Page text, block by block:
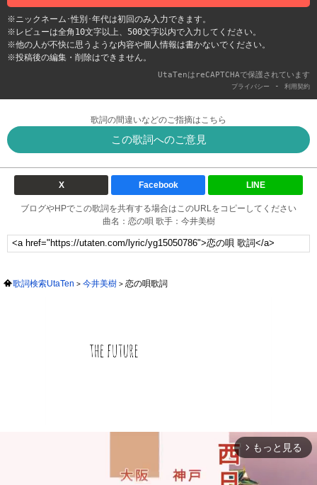
※ニックネーム･性別･年代は初回のみ入力できます。
※レビューは全角10文字以上、500文字以内で入力してください。
※他の人が不快に思うような内容や個人情報は書かないでください。
※投稿後の編集・削除はできません。
UtaTenはreCAPTCHAで保護されています
プライバシー - 利用契約
歌詞の間違いなどのご指摘はこちら
この歌詞へのご意見
X Facebook LINE
ブログやHPでこの歌詞を共有する場合はこのURLをコピーしてください
曲名：恋の唄 歌手：今井美樹
歌詞検索UtaTen 今井美樹 恋の唄歌詞
arrow_forward_ios もっと見る